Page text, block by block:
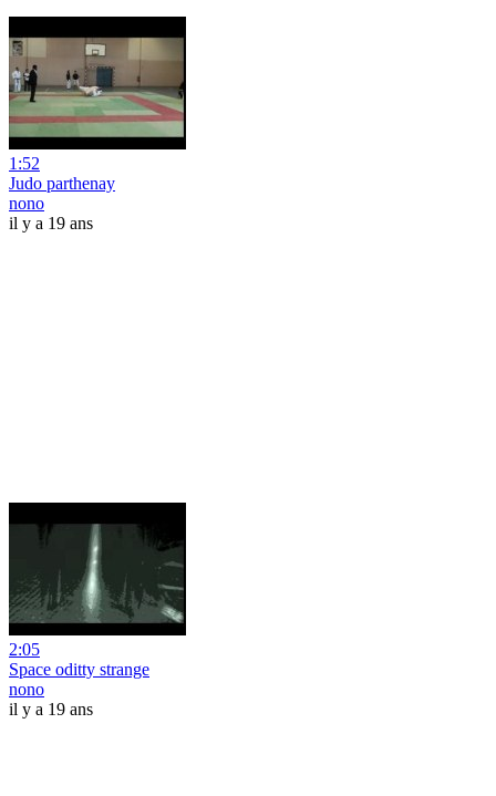
1:52
Judo parthenay
nono
il y a 19 ans
2:05
Space oditty strange
nono
il y a 19 ans